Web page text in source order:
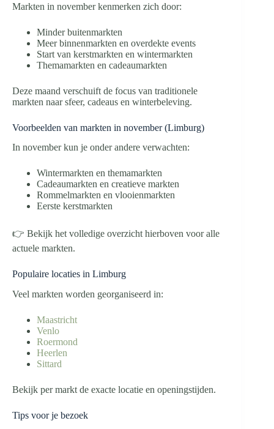
Markten in november kenmerken zich door:
Minder buitenmarkten
Meer binnenmarkten en overdekte events
Start van kerstmarkten en wintermarkten
Themamarkten en cadeaumarkten
Deze maand verschuift de focus van traditionele
markten naar sfeer, cadeaus en winterbeleving.
Voorbeelden van markten in november (Limburg)
In november kun je onder andere verwachten:
Wintermarkten en themamarkten
Cadeaumarkten en creatieve markten
Rommelmarkten en vlooienmarkten
Eerste kerstmarkten
👉 Bekijk het volledige overzicht hierboven voor alle
actuele markten.
Populaire locaties in Limburg
Veel markten worden georganiseerd in:
Maastricht
Venlo
Roermond
Heerlen
Sittard
Bekijk per markt de exacte locatie en openingstijden.
Tips voor je bezoek